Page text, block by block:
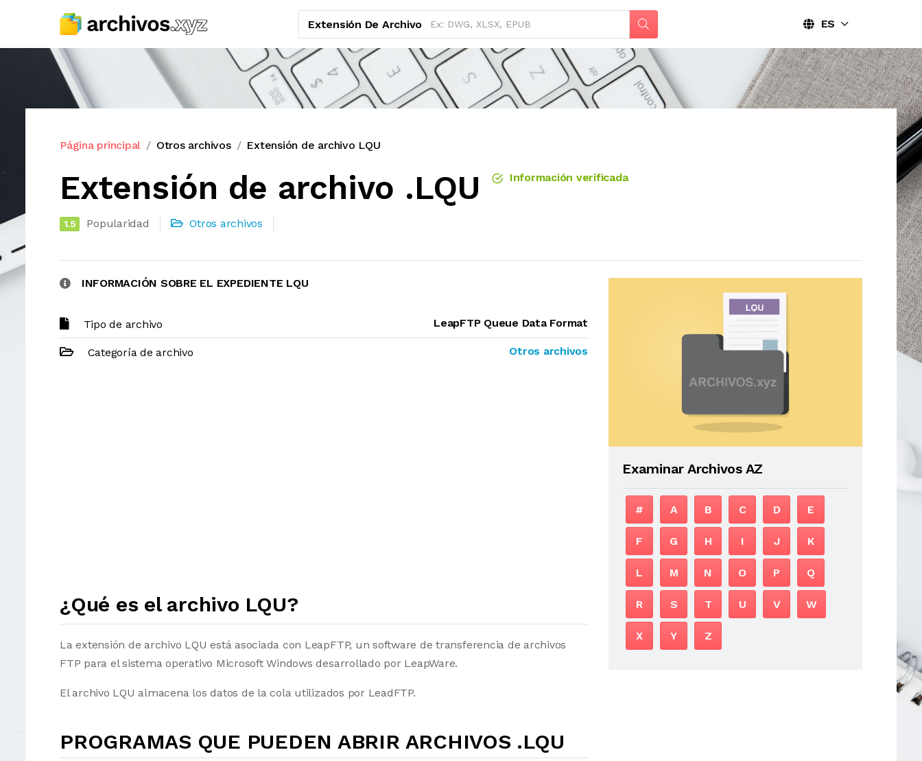
Extensión De Archivo ES
Página principal Otros archivos Extensión de archivo LQU
Extensión de archivo .LQU Información verificada
1.5 Popularidad Otros archivos
INFORMACIÓN SOBRE EL EXPEDIENTE LQU
Tipo de archivo LeapFTP Queue Data Format
Categoría de archivo Otros archivos
¿Qué es el archivo LQU?
La extensión de archivo LQU está asociada con LeapFTP, un software de transferencia de archivos
FTP para el sistema operativo Microsoft Windows desarrollado por LeapWare.
El archivo LQU almacena los datos de la cola utilizados por LeadFTP.
PROGRAMAS QUE PUEDEN ABRIR ARCHIVOS .LQU
Examinar Archivos AZ
# A B C D E
F G H I J K
L M N O P Q
R S T U V W
X Y Z